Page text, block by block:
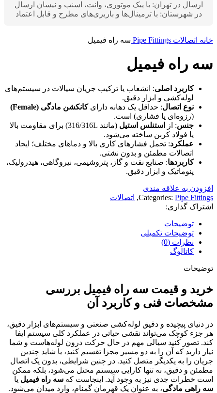
ارسال در تهران: با پیک موتوری، وانت، اسنپ و نیسان ارسال
در شهرستان: با ترمینال‌ها و باربری‌های مطرح و قابل اعتماد
خانه اتصالات Pipe Fittings سه راه فیمیل
سه راه فیمیل
کاربرد اصلی: انشعاب یا ترکیب جریان سیالات در سیستم‌های
لوله‌کشی و ابزار دقیق.
نوع اتصال: حداقل یک دهانه دارایکانکشن مادگی (Female)
(رزوه‌ای یا فشاری) است.
جنس: از استنلس استیل
(مانند 316/316L) برای مقاومت بالا
یا فولاد کربن ساخته می‌شود.
عملکرد: تحمل فشارهای کاری بالا و دماهای مختلف؛ ایجاد
اتصالات مطمئن و بدون نشتی.
کاربردها: صنایع نفت و گاز، پتروشیمی، نیروگاهی، هیدرولیک،
پنوماتیک و ابزار دقیق.
افزودن به علاقه مندی
Categories: Pipe Fittings
, اتصالات
اشتراک گذاری:
توضیحات
توضیحات تکمیلی
نظرات (0)
کاتالوگ
توضیحات
خرید و قیمت سه راه فیمیل بررسی
مشخصات فنی و کاربرد آن
در دنیای پیچیده و دقیق لوله‌کشی صنعتی و سیستم‌های ابزار دقیق،
هر جزء کوچک می‌تواند نقشی حیاتی در عملکرد کلی سیستم ایفا
کند. تصور کنید سیالی مهم در حال حرکت درون لوله‌هاست و شما
نیاز دارید که آن را به دو مسیر مجزا تقسیم کنید، یا شاید چندین
جریان را به یکدیگر متصل کنید. در چنین شرایطی، بدون یک اتصال
مطمئن و دقیق، نه تنها کارایی سیستم مختل می‌شود، بلکه ممکن
است خطرات جدی نیز به وجود آید. اینجاست که سه راه فیمیل یا
سه راهی مادگی، به عنوان یک قهرمان گمنام، وارد میدان می‌شود.